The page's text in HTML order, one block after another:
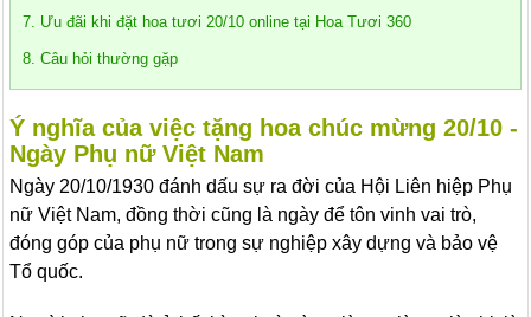
7. Ưu đãi khi đặt hoa tươi 20/10 online tại Hoa Tươi 360
8. Câu hỏi thường gặp
Ý nghĩa của việc tặng hoa chúc mừng 20/10 -
Ngày Phụ nữ Việt Nam
Ngày 20/10/1930 đánh dấu sự ra đời của Hội Liên hiệp Phụ
nữ Việt Nam, đồng thời cũng là ngày để tôn vinh vai trò,
đóng góp của phụ nữ trong sự nghiệp xây dựng và bảo vệ
Tổ quốc.